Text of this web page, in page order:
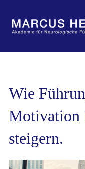
springen
Wie
Motivation
steigern.